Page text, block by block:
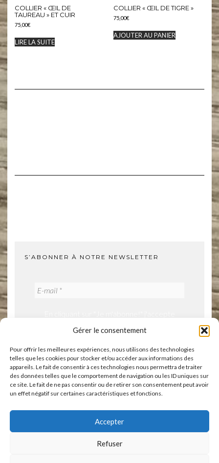
Gérer le consentement
Pour offrir les meilleures expériences, nous utilisons des technologies
telles que les cookies pour stocker et/ou accéder aux informations des
appareils. Le fait de consentir à ces technologies nous permettra de traiter
des données telles que le comportement de navigation ou les ID uniques sur
ce site. Le fait de ne pas consentir ou de retirer son consentement peut avoir
un effet négatif sur certaines caractéristiques et fonctions.
Accepter
Refuser
COLLIER « ŒIL DE
TAUREAU » ET CUIR
75,00€
LIRE LA SUITE
COLLIER « ŒIL DE TIGRE »
75,00€
AJOUTER AU PANIER
S’ABONNER À NOTRE NEWSLETTER
VOS AVIS
CONDITIONS GÉNÉRALES DE VENTE